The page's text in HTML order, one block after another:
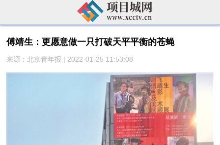
傅靖生：更愿意做一只打破天平平衡的苍蝇
来源：北京青年报 | 2022-01-25 11:53:08